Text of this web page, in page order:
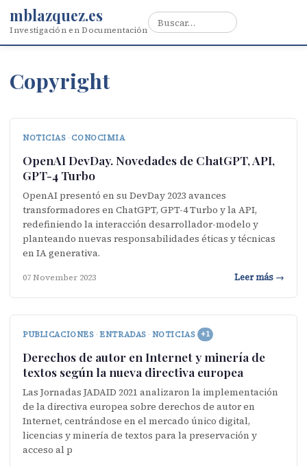
mblazquez.es
Investigación en Documentación
Copyright
NOTICIAS · CONOCIMIA
OpenAI DevDay. Novedades de ChatGPT, API,
GPT-4 Turbo
OpenAI presentó en su DevDay 2023 avances
transformadores en ChatGPT, GPT-4 Turbo y la API,
redefiniendo la interacción desarrollador-modelo y
planteando nuevas responsabilidades éticas y técnicas
en IA generativa.
07 November 2023 Leer más →
PUBLICACIONES · ENTRADAS · NOTICIAS +1
Derechos de autor en Internet y minería de
textos según la nueva directiva europea
Las Jornadas JADAID 2021 analizaron la implementación
de la directiva europea sobre derechos de autor en
Internet, centrándose en el mercado único digital,
licencias y minería de textos para la preservación y
acceso al p